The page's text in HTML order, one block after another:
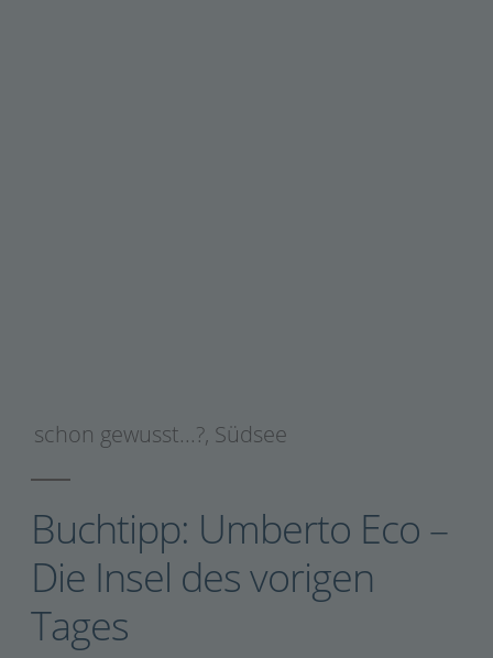
schon gewusst...?, Südsee
Buchtipp: Umberto Eco –
Die Insel des vorigen
Tages